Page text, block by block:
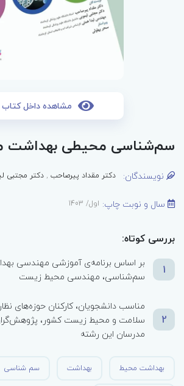
مشاهده داخل کتاب
سم‌شناسی محیطی بهداشت
نویسندگان: دکتر مقداد پیرصاحب ,دکتر مجتبی
سال و نوبت چاپ: اول/ 1403
بررسی کوتاه:
1
بر اساس برنامه‌ی آموزشی مهندسی
سم‌شناسی، مهندسی محیط زیست
2
مناسب دانشجویان، کارکنان حوزه‌های
سلامت و محیط زیست کشور،
مدرسان این رشته
بهداشت محیط بهداشت سم شناسی